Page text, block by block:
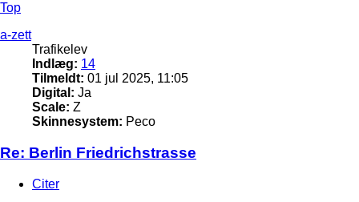
Top
a-zett
Trafikelev
Indlæg: 14
Tilmeldt: 01 jul 2025, 11:05
Digital: Ja
Scale: Z
Skinnesystem: Peco
Re: Berlin Friedrichstrasse
Citer